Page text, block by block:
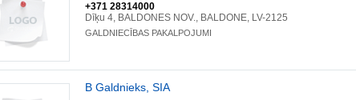
+371 28314000
Dīķu 4, BALDONES NOV., BALDONE, LV-2125
GALDNIECĪBAS PAKALPOJUMI
B Galdnieks, SIA